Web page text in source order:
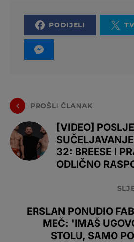
PODIJELI
PROŠLI ČLANAK
[VIDEO]
32: BREESE I
ODLIČNO
ERSLAN PONUDIO
MEČ: 'IMAŠ
STOLU, SAMO